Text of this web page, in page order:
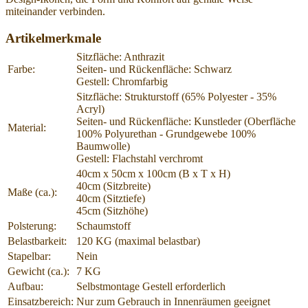
miteinander verbinden.
Artikelmerkmale
Farbe:
Sitzfläche: Anthrazit
Seiten- und Rückenfläche: Schwarz
Gestell: Chromfarbig
Material:
Sitzfläche: Strukturstoff (65% Polyester - 35%
Acryl)
Seiten- und Rückenfläche: Kunstleder (Oberfläche
100% Polyurethan - Grundgewebe 100%
Baumwolle)
Gestell: Flachstahl verchromt
Maße (ca.):
40cm x 50cm x 100cm (B x T x H)
40cm (Sitzbreite)
40cm (Sitztiefe)
45cm (Sitzhöhe)
Polsterung:
Schaumstoff
Belastbarkeit:
120 KG (maximal belastbar)
Stapelbar:
Nein
Gewicht (ca.):
7 KG
Aufbau:
Selbstmontage Gestell erforderlich
Einsatzbereich: Nur zum Gebrauch in Innenräumen geeignet